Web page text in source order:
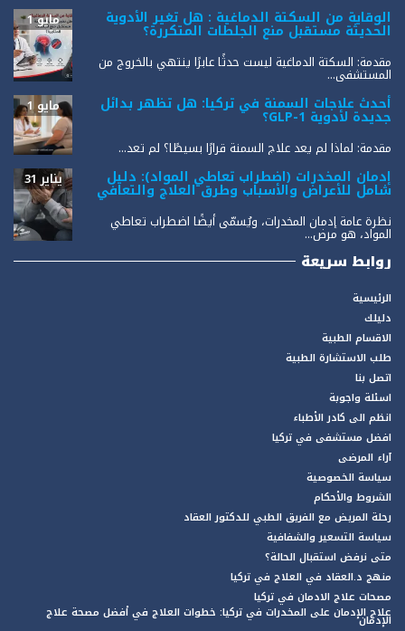
الوقاية من السكتة الدماغية : هل تغير الأدوية
الحديثة مستقبل منع الجلطات المتكررة؟
مايو 1
مقدمة: السكتة الدماغية ليست حدثًا عابرًا ينتهي بالخروج من
المستشفى...
أحدث علاجات السمنة في تركيا: هل تظهر بدائل
جديدة لأدوية GLP-1؟
مايو 1
مقدمة: لماذا لم يعد علاج السمنة قرارًا بسيطًا؟ لم تعد...
إدمان المخدرات (اضطراب تعاطي المواد): دليل
شامل للأعراض والأسباب وطرق العلاج والتعافي
يناير 31
نظرة عامة إدمان المخدرات، ويُسمّى أيضًا اضطراب تعاطي
المواد، هو مرض...
روابط سريعة
الرئيسية
دليلك
الاقسام الطبية
طلب الاستشارة الطبية
اتصل بنا
اسئلة واجوبة
انظم الى كادر الأطباء
افضل مستشفى في تركيا
آراء المرضى
سياسة الخصوصية
الشروط والأحكام
رحلة المريض مع الفريق الطبي للدكتور العقاد
سياسة التسعير والشفافية
متى نرفض استقبال الحالة؟
منهج د.العقاد في العلاج في تركيا
مصحات علاج الادمان في تركيا
علاج الإدمان على المخدرات في تركيا: خطوات العلاج في أفضل مصحة علاج
الإدمان